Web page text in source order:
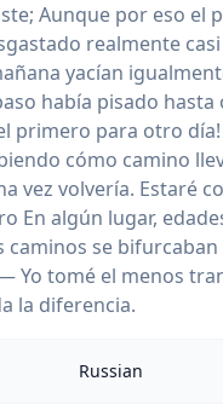
Aunque por eso el
realmente
yacían
había pisado hasta
primero para otro día!
cómo camino
vez volvería. Estaré
En algún lugar,
caminos se bifurcaban
Yo tomé el menos
la diferencia.
Russian